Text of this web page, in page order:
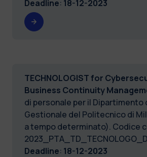
Deadline: 18-12-2023
TECHNOLOGIST for
Business Continuity
di personale per il Dipartimento
Gestionale del Politecnico di
a tempo determinato). Codice
Deadline: 18-12-2023